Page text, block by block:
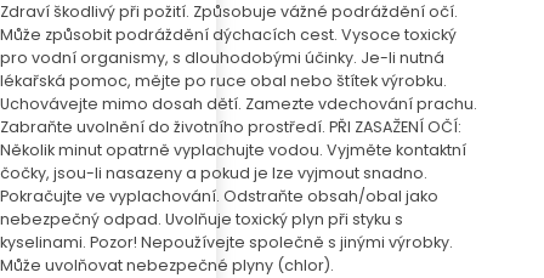
Zdraví škodlivý při požití. Způsobuje vážné podráždění očí.
Může způsobit podráždění dýchacích cest. Vysoce toxický
pro vodní organismy, s dlouhodobými účinky. Je-li nutná
lékařská pomoc, mějte po ruce obal nebo štítek výrobku.
Uchovávejte mimo dosah dětí. Zamezte vdechování prachu.
Zabraňte uvolnění do životního prostředí. PŘI ZASAŽENÍ OČÍ:
Několik minut opatrně vyplachujte vodou. Vyjměte kontaktní
čočky, jsou-li nasazeny a pokud je lze vyjmout snadno.
Pokračujte ve vyplachování. Odstraňte obsah/obal jako
nebezpečný odpad. Uvolňuje toxický plyn při styku s
kyselinami. Pozor! Nepoužívejte společně s jinými výrobky.
Může uvolňovat nebezpečné plyny (chlor).